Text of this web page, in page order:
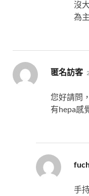
沒
為
匿名訪客
您好請問，
有hepa感
手